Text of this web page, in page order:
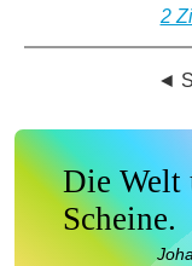
2
◄
Die Welt
Scheine.